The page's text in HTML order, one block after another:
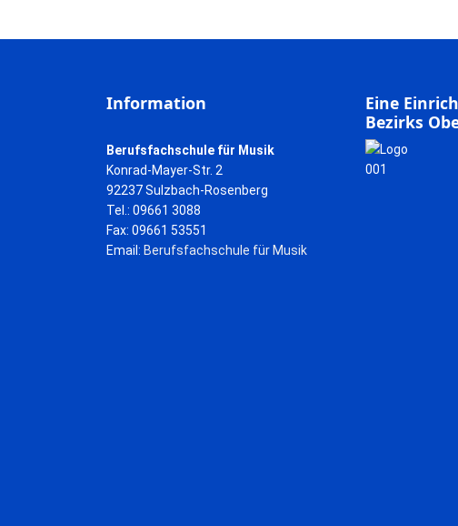
Information
Berufsfachschule für Musik
Konrad-Mayer-Str. 2
92237 Sulzbach-Rosenberg
Tel.: 09661 3088
Fax: 09661 53551
Email: Berufsfachschule für Musik
Eine
Bezirks